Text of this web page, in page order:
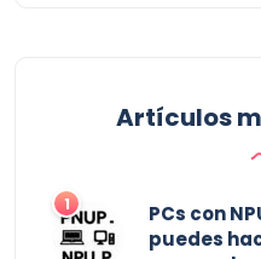
Artículos
PCs con
puedes